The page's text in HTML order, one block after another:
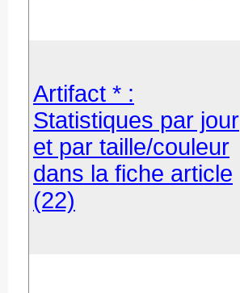
Artifact * :
Statistiques par jour
et par taille/couleur
dans la fiche article
(22)